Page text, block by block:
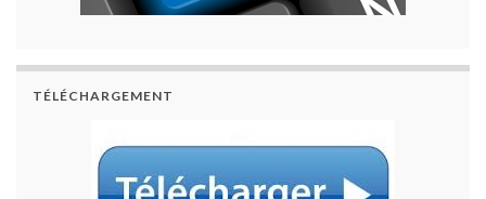
TÉLÉCHARGEMENT